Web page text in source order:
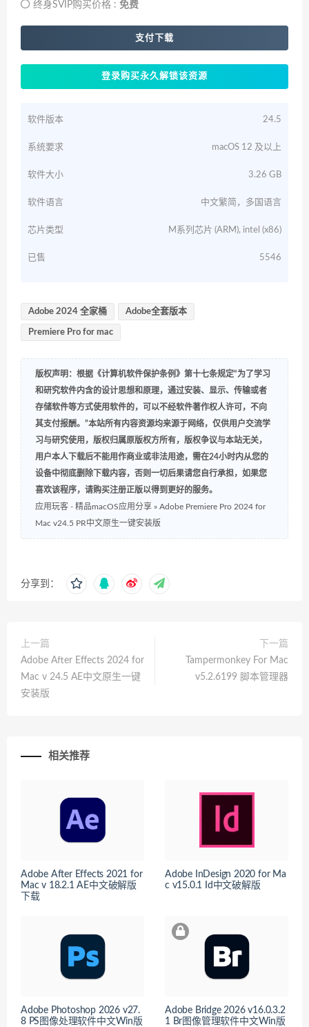
终身SVIP购买价格 : 免费
支付下载
登录购买永久解锁该资源
软件版本 24.5
系统要求 macOS 12 及以上
软件大小 3.26 GB
软件语言 中文繁简，多国语言
芯片类型 M系列芯片 (ARM), intel (x86)
已售 5546
Adobe 2024 全家桶 Adobe全套版本
Premiere Pro for mac
版权声明：根据《计算机软件保护条例》第十七条规定“为了学习
和研究软件内含的设计思想和原理，通过安装、显示、传输或者
存储软件等方式使用软件的，可以不经软件著作权人许可，不向
其支付报酬。”本站所有内容资源均来源于网络，仅供用户交流学
习与研究使用，版权归属原版权方所有，版权争议与本站无关，
用户本人下载后不能用作商业或非法用途，需在24小时内从您的
设备中彻底删除下载内容，否则一切后果请您自行承担，如果您
喜欢该程序，请购买注册正版以得到更好的服务。
应用玩客 - 精品macOS应用分享 » Adobe Premiere Pro 2024 for
Mac v24.5 PR中文原生一键安装版
分享到：
上一篇
Adobe After Effects 2024 for
Mac v 24.5 AE中文原生一键
安装版
下一篇
Tampermonkey For Mac
v5.2.6199 脚本管理器
相关推荐
Adobe After Effects 2021 for
Mac v 18.2.1 AE中文破解版
下载
Adobe InDesign 2020 for Ma
c v15.0.1 Id中文破解版
Adobe Photoshop 2026 v27.
8 PS图像处理软件中文Win版
Adobe Bridge 2026 v16.0.3.2
1 Br图像管理软件中文Win版